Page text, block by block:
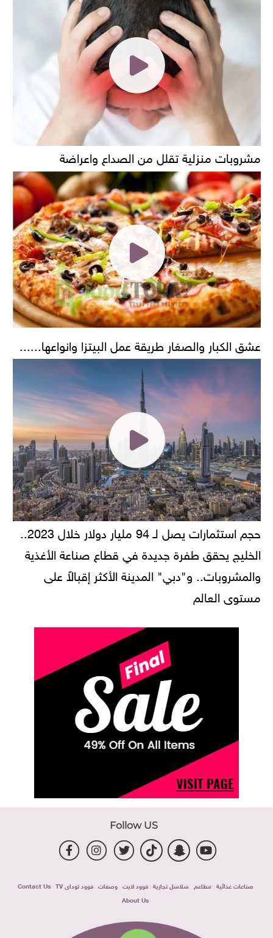
مشروبات منزلية تقلل من الصداع واعراضة
عشق الكبار والصغار طريقة عمل البيتزا وانواعها......
حجم استثمارات يصل لـ 94 مليار دولار خلال 2023..
الخليج يحقق طفرة جديدة في قطاع صناعة الأغذية
والمشروبات.. و"دبي" المدينة الأكثر إقبالاً على
مستوى العالم
Follow US
صناعات غذائية مطاعم سلاسل تجارية فوود لايت وصفات فوود توداى TV
Contact Us
About Us